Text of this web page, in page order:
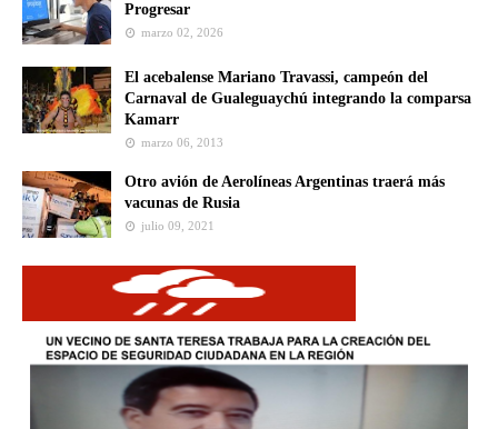
Progresar
marzo 02, 2026
El acebalense Mariano Travassi, campeón del
Carnaval de Gualeguaychú integrando la comparsa
Kamarr
marzo 06, 2013
Otro avión de Aerolíneas Argentinas traerá más
vacunas de Rusia
julio 09, 2021